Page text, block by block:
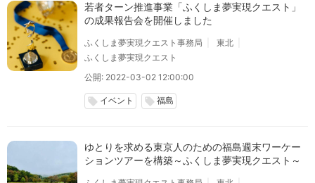
若者ターン推進事業「ふくしま夢実現クエスト」
の成果報告会を開催しました
ふくしま夢実現クエスト事務局
東北
ふくしま夢実現クエスト
公開: 2022-03-02 12:00:00
local_offer イベント local_offer 福島
ゆとりを求める東京人のための福島週末ワーケー
ションツアーを構築～ふくしま夢実現クエスト～